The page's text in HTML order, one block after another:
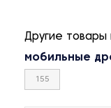
Другие товары
мобильные
155